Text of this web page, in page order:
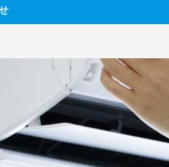
エアコン交換・取付・修理 エ
理・取付
線式切替工事
換
家